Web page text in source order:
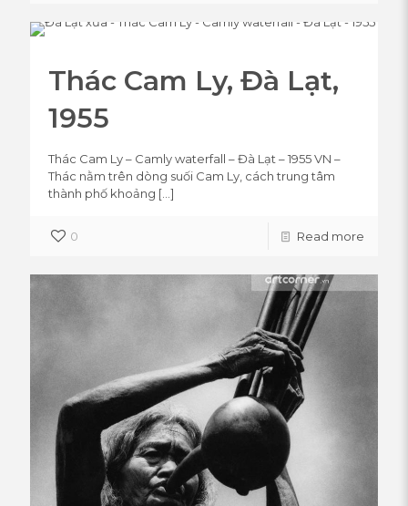
Thác Cam Ly, Đà Lạt,
1955
Thác Cam Ly – Camly waterfall – Đà Lạt – 1955 VN –
Thác nằm trên dòng suối Cam Ly, cách trung tâm
thành phố khoảng […]
0 Read more